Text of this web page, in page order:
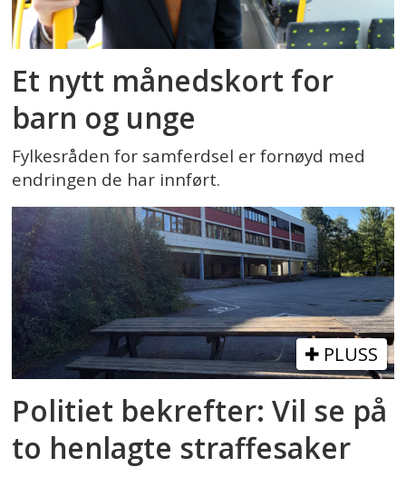
Et nytt månedskort for
barn og unge
Fylkesråden for samferdsel er fornøyd med
endringen de har innført.
PLUSS
Politiet bekrefter: Vil se på
to henlagte straffesaker